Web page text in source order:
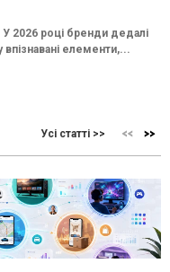
У 2026 році бренди дедалі
впізнавані елементи,...
Усі статті >>